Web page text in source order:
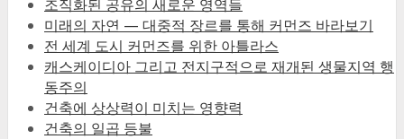
조직화된 공유의 새로운 영역들
미래의 자연 — 대중적 장르를 통해 커먼즈 바라보기
전 세계 도시 커먼즈를 위한 아틀라스
캐스케이디아 그리고 전지구적으로 재개된 생물지역 행
동주의
건축에 상상력이 미치는 영향력
건축의 일곱 등불